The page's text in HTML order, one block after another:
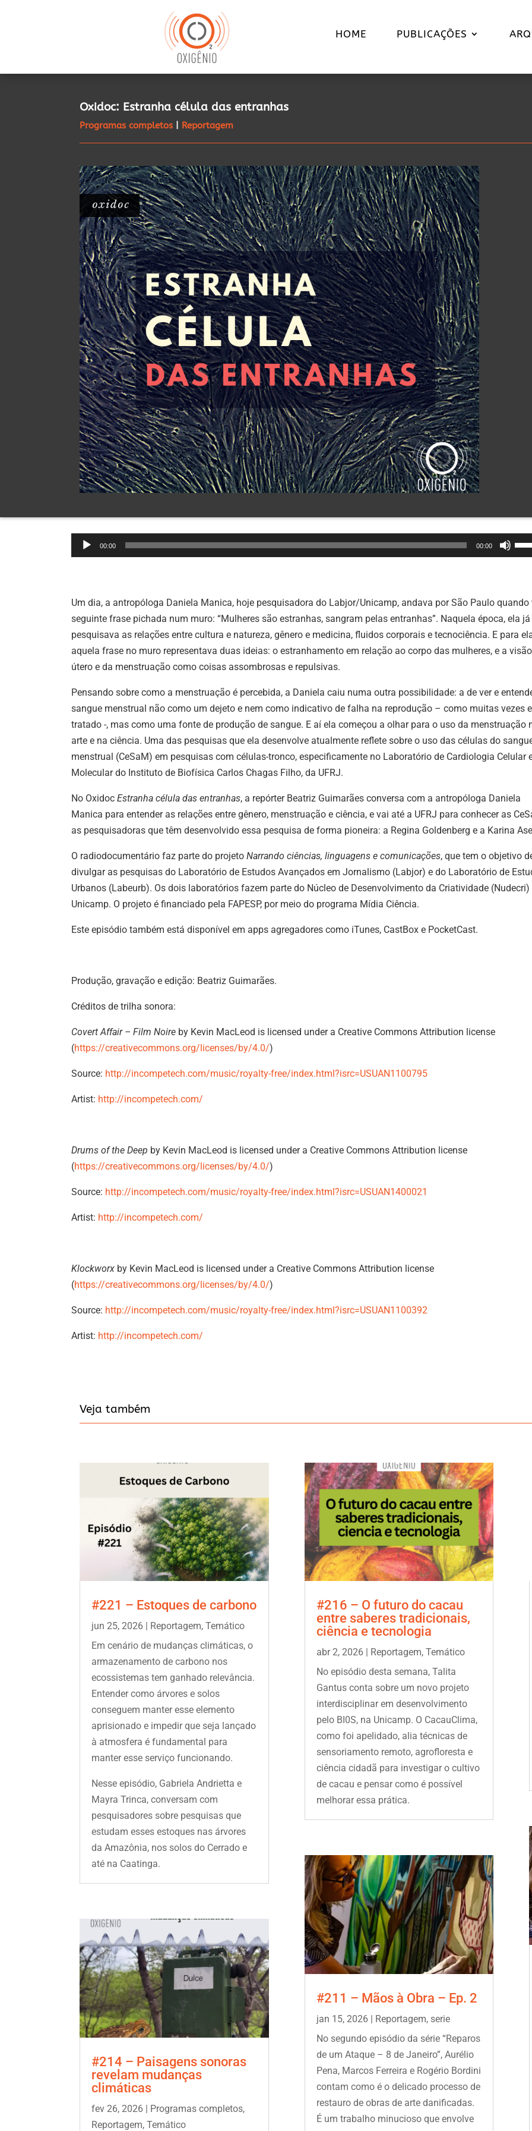
HOME PUBLICAÇÕES
Oxidoc: Estranha célula das entranhas
Programas completos Reportagem
Tocador
de
00:00 00:00
Use
as
ou
Um dia, a antropóloga Daniela Manica, hoje pesquisadora do Labjor/Unicamp, andava por São Paulo quando
seguinte frase pichada num muro: “Mulheres são estranhas, sangram pelas entranhas”. Naquela época, ela já
pesquisava as relações entre cultura e natureza, gênero e medicina, fluidos corporais e tecnociência. E para
aquela frase no muro representava duas ideias: o estranhamento em relação ao corpo das mulheres, e a
útero e da menstruação como coisas assombrosas e repulsivas.
Pensando sobre como a menstruação é percebida, a Daniela caiu numa outra possibilidade: a de ver e
sangue menstrual não como um dejeto e nem como indicativo de falha na reprodução – como muitas vezes
tratado -, mas como uma fonte de produção de sangue. E aí ela começou a olhar para o uso da menstruação
arte e na ciência. Uma das pesquisas que ela desenvolve atualmente reflete sobre o uso das células do
menstrual (CeSaM) em pesquisas com células-tronco, especificamente no Laboratório de Cardiologia Celular
Molecular do Instituto de Biofísica Carlos Chagas Filho, da UFRJ.
No Oxidoc Estranha célula das entranhas, a repórter Beatriz Guimarães conversa com a antropóloga Daniela
Manica para entender as relações entre gênero, menstruação e ciência, e vai até a UFRJ para conhecer as
as pesquisadoras que têm desenvolvido essa pesquisa de forma pioneira: a Regina Goldenberg e a Karina
O radiodocumentário faz parte do projeto Narrando ciências, linguagens e comunicações, que tem o objetivo
divulgar as pesquisas do Laboratório de Estudos Avançados em Jornalismo (Labjor) e do Laboratório de
Urbanos (Labeurb). Os dois laboratórios fazem parte do Núcleo de Desenvolvimento da Criatividade (Nudecri)
Unicamp. O projeto é financiado pela FAPESP, por meio do programa Mídia Ciência.
Este episódio também está disponível em apps agregadores como iTunes, CastBox e PocketCast.
Produção, gravação e edição: Beatriz Guimarães.
Créditos de trilha sonora:
Covert Affair – Film Noire by Kevin MacLeod is licensed under a Creative Commons Attribution license
(https://creativecommons.org/licenses/by/4.0/)
Source: http://incompetech.com/music/royalty-free/index.html?isrc=USUAN1100795
Artist: http://incompetech.com/
Drums of the Deep by Kevin MacLeod is licensed under a Creative Commons Attribution license
(https://creativecommons.org/licenses/by/4.0/)
Source: http://incompetech.com/music/royalty-free/index.html?isrc=USUAN1400021
Artist: http://incompetech.com/
Klockworx by Kevin MacLeod is licensed under a Creative Commons Attribution license
(https://creativecommons.org/licenses/by/4.0/)
Source: http://incompetech.com/music/royalty-free/index.html?isrc=USUAN1100392
Artist: http://incompetech.com/
Veja também
#221 – Estoques de carbono
jun 25, 2026 Reportagem,Temático
Em cenário de mudanças climáticas, o
armazenamento de carbono nos
ecossistemas tem ganhado relevância.
Entender como árvores e solos
conseguem manter esse elemento
aprisionado e impedir que seja lançado
à atmosfera é fundamental para
manter esse serviço funcionando.
Nesse episódio, Gabriela Andrietta e
Mayra Trinca, conversam com
pesquisadores sobre pesquisas que
estudam esses estoques nas árvores
da Amazônia, nos solos do Cerrado e
até na Caatinga.
#214 – Paisagens sonoras
revelam mudanças
climáticas
fev 26, 2026 | Programas completos,
Reportagem,Temático
#216 – O futuro do cacau
entre saberes tradicionais,
ciência e tecnologia
abr 2, 2026| Reportagem, Temático
No episódio desta semana, Talita
Gantus conta sobre um novo projeto
interdisciplinar em desenvolvimento
pelo BI0S, na Unicamp. O CacauClima,
como foi apelidado, alia técnicas de
sensoriamento remoto, agrofloresta e
ciência cidadã para investigar o cultivo
de cacau e pensar como é possível
melhorar essa prática.
#211 – Mãos à Obra – Ep. 2
jan 15, 2026| Reportagem, serie
No segundo episódio da série “Reparos
de um Ataque – 8 de Janeiro”, Aurélio
Pena, Marcos Ferreira e Rogério Bordini
contam como é o delicado processo de
restauro de obras de arte danificadas.
É um trabalho minucioso que envolve